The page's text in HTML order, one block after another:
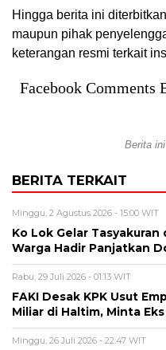
Hingga berita ini
maupun pihak
keterangan resmi terkait
Facebook Comments
Berita
BERITA TERKAIT
Minggu, 2 Agustus 2026 - 15:00 WIT
Ko Lok Gelar Tasyakuran
Warga Hadir Panjatkan
Rabu, 29 Juli 2026 - 01:13 WIT
FAKI Desak KPK Usut
Miliar di Haltim, Minta
Minggu, 26 Juli 2026 - 22:47 WIT